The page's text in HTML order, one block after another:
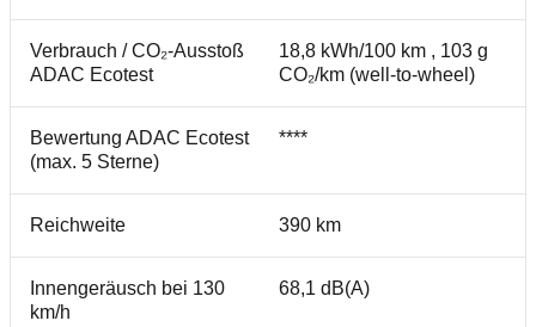
Verbrauch / CO₂-Ausstoß
ADAC Ecotest
18,8 kWh/100 km , 103 g
CO₂/km (well-to-wheel)
Bewertung ADAC Ecotest
(max. 5 Sterne)
****
Reichweite 390 km
Innengeräusch bei 130
km/h
68,1 dB(A)